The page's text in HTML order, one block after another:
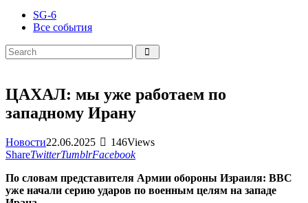
SG-6
Все события
ЦАХАЛ: мы уже работаем по
западному Ирану
Новости22.06.2025 146Views
ShareTwitterTumblrFacebook
По словам представителя Армии обороны Израиля: ВВС
уже начали серию ударов по военным целям на западе